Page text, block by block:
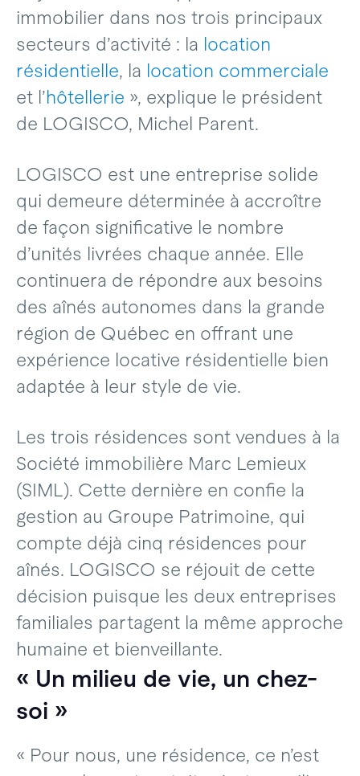
immobilier dans nos trois principaux
secteurs d’activité : la location
résidentielle, la location commerciale
et l’hôtellerie », explique le président
de LOGISCO, Michel Parent.
LOGISCO est une entreprise solide
qui demeure déterminée à accroître
de façon significative le nombre
d’unités livrées chaque année. Elle
continuera de répondre aux besoins
des aînés autonomes dans la grande
région de Québec en offrant une
expérience locative résidentielle bien
adaptée à leur style de vie.
Les trois résidences sont vendues à la
Société immobilière Marc Lemieux
(SIML). Cette dernière en confie la
gestion au Groupe Patrimoine, qui
compte déjà cinq résidences pour
aînés. LOGISCO se réjouit de cette
décision puisque les deux entreprises
familiales partagent la même approche
humaine et bienveillante.
« Un milieu de vie, un chez-
soi »
« Pour nous, une résidence, ce n’est